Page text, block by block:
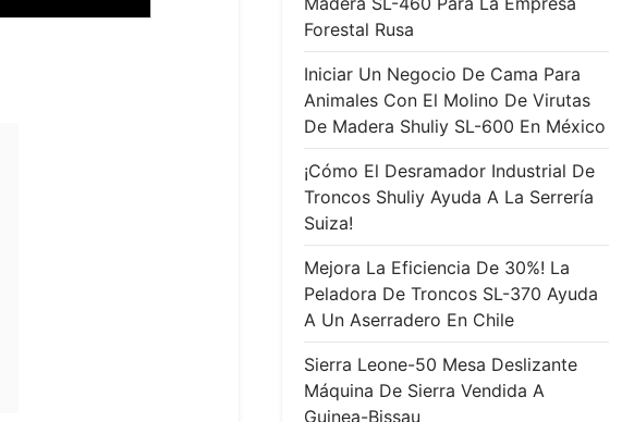
Forestal Rusa
Iniciar Un Negocio De Cama Para
Animales Con El Molino De Virutas
De Madera Shuliy SL-600 En México
¡Cómo El Desramador Industrial De
Troncos Shuliy Ayuda A La Serrería
Suiza!
Mejora La Eficiencia De 30%! La
Peladora De Troncos SL-370 Ayuda
A Un Aserradero En Chile
Sierra Leone-50 Mesa Deslizante
Máquina De Sierra Vendida A
Guinea-Bissau